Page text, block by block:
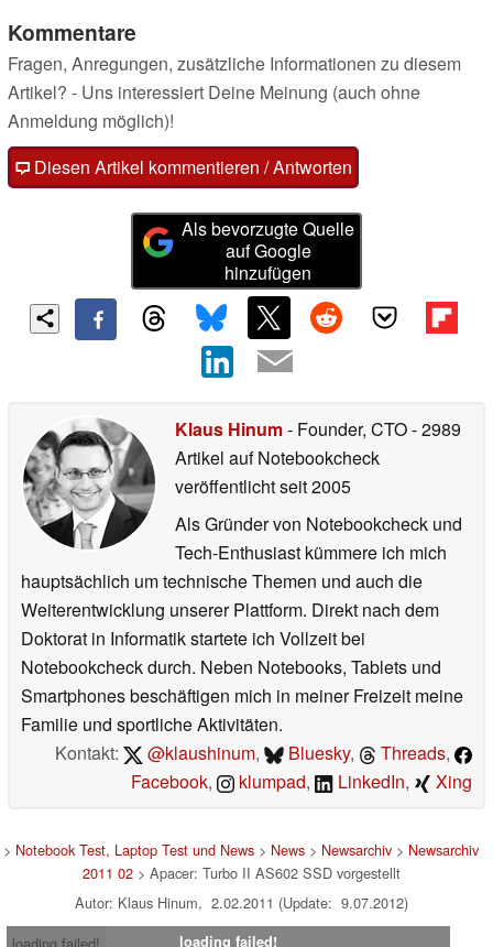
Kommentare
Fragen, Anregungen, zusätzliche Informationen zu diesem
Artikel? - Uns interessiert Deine Meinung (auch ohne
Anmeldung möglich)!
Diesen Artikel kommentieren / Antworten
Als bevorzugte Quelle
auf Google
hinzufügen
Klaus Hinum- Founder, CTO- 2989
Artikel auf Notebookcheck
veröffentlichtseit 2005
Als Gründer von Notebookcheck und
Tech-Enthusiast kümmere ich mich
hauptsächlich um technische Themen und auch die
Weiterentwicklung unserer Plattform. Direkt nach dem
Doktorat in Informatik startete ich Vollzeit bei
Notebookcheck durch. Neben Notebooks, Tablets und
Smartphones beschäftigen mich in meiner Freizeit meine
Familie und sportliche Aktivitäten.
Kontakt:
@klaushinum, Bluesky, Threads,
Facebook, klumpad, LinkedIn, Xing
> Notebook Test, Laptop Test und News > News > Newsarchiv > Newsarchiv
2011 02> Apacer: Turbo II AS602 SSD vorgestellt
Autor: Klaus Hinum, 2.02.2011 (Update: 9.07.2012)
loading failed!